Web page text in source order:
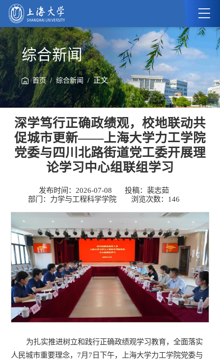
综合新闻
首页/综合新闻 / 正文
深学笃行正确政绩观，校地联动共
促城市更新——上海大学力工学院
党委与四川北路街道党工委开展理
论学习中心组联组学习
发布时间：2026-07-08
投稿：裴志茹
部门：力学与工程科学学院
浏览次数： 146
为扎实推进树立和践行正确政绩观学习教育，全面落实
人民城市重要理念，7月7日下午，上海大学力工学院党委与